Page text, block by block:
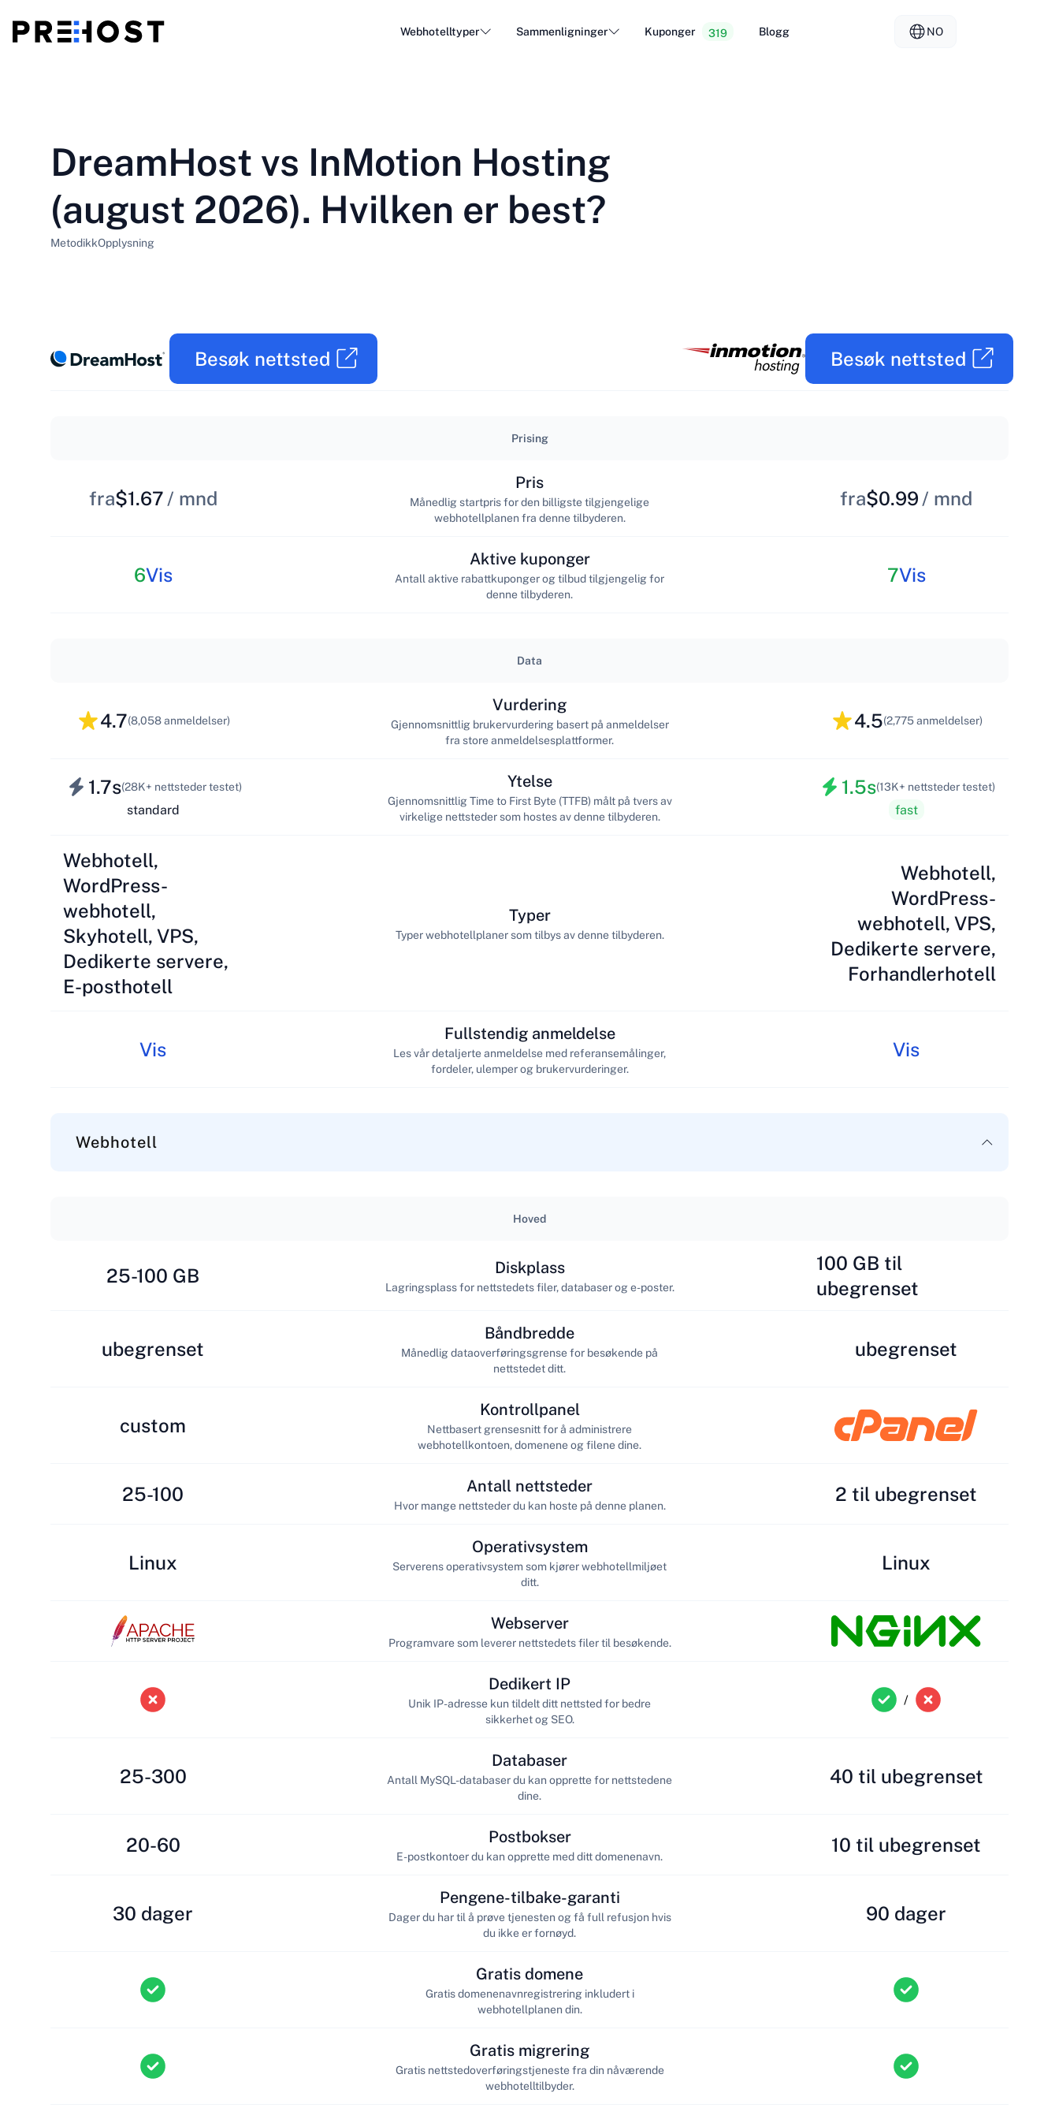
Webhotelltyper Sammenligninger Kuponger 319 Blogg NO
ES - Español ET - Eesti
LT - Lietuvių LV - Latviešu NL - Nederlands
DreamHost vs InMotion Hosting
(august 2026). Hvilken er best?
MetodikkOpplysning
Besøk nettsted Besøk nettsted
Prising
fra$1.67 / mnd
Pris
Månedlig startpris for den billigste tilgjengelige
webhotellplanen fra denne tilbyderen.
fra$0.99 / mnd
6Vis
Aktive kuponger
Antall aktive rabattkuponger og tilbud tilgjengelig for
denne tilbyderen.
7Vis
Data
4.7(8,058 anmeldelser)
Vurdering
Gjennomsnittlig brukervurdering basert på anmeldelser
fra store anmeldelsesplattformer.
4.5(2,775 anmeldelser)
1.7s(28K+ nettsteder testet)
standard
Ytelse
Gjennomsnittlig Time to First Byte (TTFB) målt på tvers av
virkelige nettsteder som hostes av denne tilbyderen.
1.5s(13K+ nettsteder testet)
fast
Webhotell,
WordPress-
webhotell,
Skyhotell, VPS,
Dedikerte servere,
E-posthotell
Typer
Typer webhotellplaner som tilbys av denne tilbyderen.
Webhotell,
WordPress-
webhotell, VPS,
Dedikerte servere,
Forhandlerhotell
Vis
Fullstendig anmeldelse
Les vår detaljerte anmeldelse med referansemålinger,
fordeler, ulemper og brukervurderinger.
Vis
Webhotell
Hoved
25-100 GB Diskplass
Lagringsplass for nettstedets filer, databaser og e-poster.
100 GB til
ubegrenset
ubegrenset
Båndbredde
Månedlig dataoverføringsgrense for besøkende på
nettstedet ditt.
ubegrenset
custom
Kontrollpanel
Nettbasert grensesnitt for å administrere
webhotellkontoen, domenene og filene dine.
25-100 Antall nettsteder
Hvor mange nettsteder du kan hoste på denne planen.
2 til ubegrenset
Linux
Operativsystem
Serverens operativsystem som kjører webhotellmiljøet
ditt.
Linux
Webserver
Programvare som leverer nettstedets filer til besøkende.
Dedikert IP
Unik IP-adresse kun tildelt ditt nettsted for bedre
sikkerhet og SEO.
/
25-300
Databaser
Antall MySQL-databaser du kan opprette for nettstedene
dine.
40 til ubegrenset
20-60 Postbokser
E-postkontoer du kan opprette med ditt domenenavn.
10 til ubegrenset
30 dager
Pengene-tilbake-garanti
Dager du har til å prøve tjenesten og få full refusjon hvis
du ikke er fornøyd.
90 dager
Gratis domene
Gratis domenenavnregistrering inkludert i
webhotellplanen din.
Gratis migrering
Gratis nettstedoverføringstjeneste fra din nåværende
webhotelltilbyder.